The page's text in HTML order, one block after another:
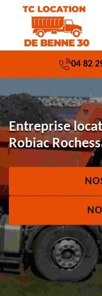
04 82
Entreprise
Robiac